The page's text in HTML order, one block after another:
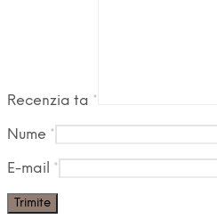
Recenzia ta *
Nume *
E-mail *